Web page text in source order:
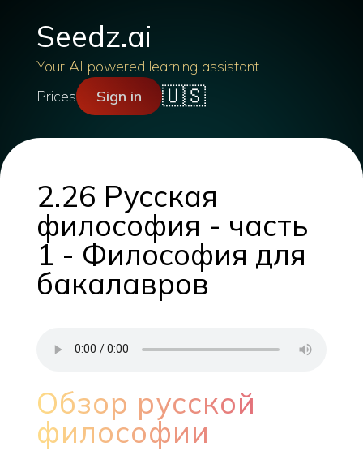
Seedz.ai
Your AI powered learning assistant
Prices
Sign in 🇺🇸
2.26 Русская
философия - часть
1 - Философия для
бакалавров
Обзор русской
философии